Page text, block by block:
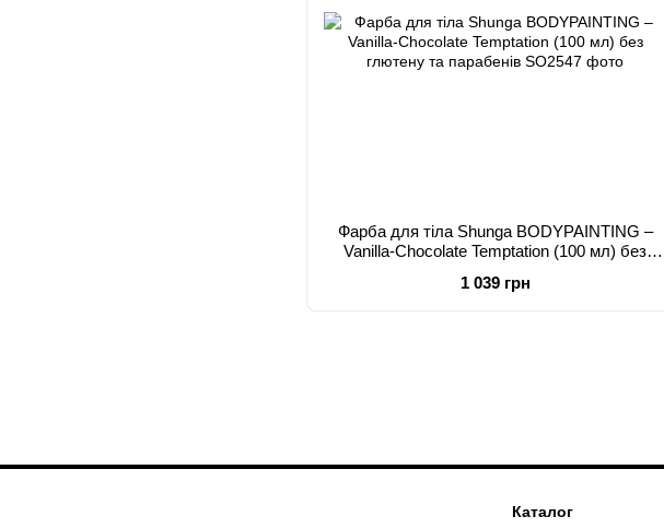
Фарба для тіла Shunga BODYPAINTING –
Vanilla-Chocolate Temptation (100 мл) без
1 039 грн
Каталог